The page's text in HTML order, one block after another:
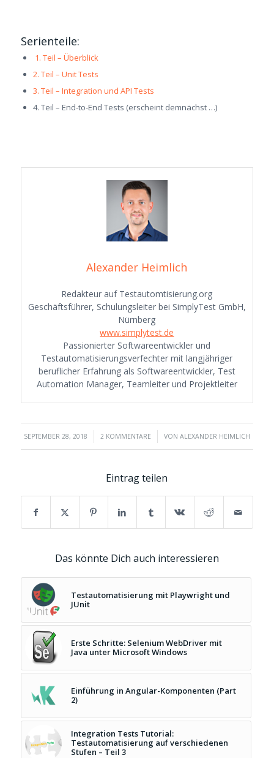
Serienteile:
1. Teil – Überblick
2. Teil – Unit Tests
3. Teil – Integration und API Tests
4. Teil – End-to-End Tests (erscheint demnächst …)
Alexander Heimlich
Redakteur auf Testautomtisierung.org
Geschäftsführer, Schulungsleiter bei SimplyTest GmbH,
Nürnberg
www.simplytest.de
Passionierter Softwareentwickler und
Testautomatisierungsverfechter mit langjähriger
beruflicher Erfahrung als Softwareentwickler, Test
Automation Manager, Teamleiter und Projektleiter
SEPTEMBER 28, 2018
/ 2 KOMMENTARE
/ VON ALEXANDER HEIMLICH
Eintrag teilen
Das könnte Dich auch interessieren
Testautomatisierung mit Playwright und
JUnit
Erste Schritte: Selenium WebDriver mit
Java unter Microsoft Windows
Einführung in Angular-Komponenten (Part
2)
Integration Tests Tutorial:
Testautomatisierung auf verschiedenen
Stufen – Teil 3